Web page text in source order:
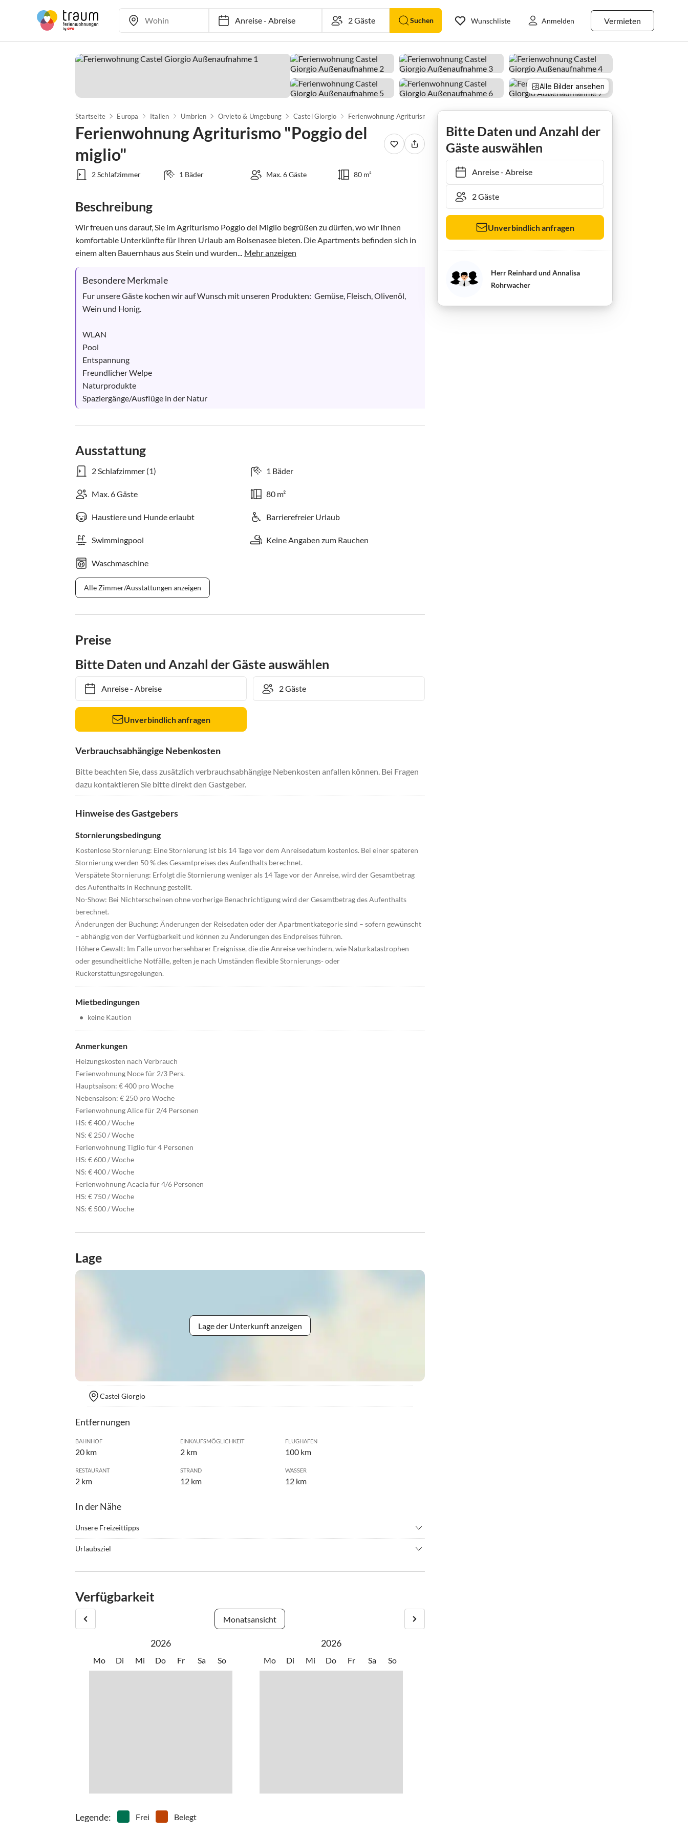
Anreise-Abreise Suchen Vermieten
Wunschliste Anmelden
Alle Bilder ansehen
Startseite Europa Italien Umbrien Orvieto & Umgebung Castel Giorgio
Ferienwohnung Agriturismo "Poggio del
miglio"
2 Schlafzimmer 1 Bäder Max. 6 Gäste 80 m²
Beschreibung
Wir freuen uns darauf, Sie im Agriturismo Poggio del Miglio begrüßen zu dürfen, wo wir Ihnen
komfortable Unterkünfte für Ihren Urlaub am Bolsenasee bieten. Die Apartments befinden sich in
einem alten Bauernhaus aus Stein und wurden... Mehr anzeigen
Besondere Merkmale
Fur unsere Gäste kochen wir auf Wunsch mit unseren Produkten:  Gemüse, Fleisch, Olivenöl,
Wein und Honig.
WLAN
Pool
Entspannung
Freundlicher Welpe
Naturprodukte
Spaziergänge/Ausflüge in der Natur
Ausstattung
2 Schlafzimmer (1) 1 Bäder
Max. 6 Gäste 80 m²
Haustiere und Hunde erlaubt Barrierefreier Urlaub
Swimmingpool Keine Angaben zum Rauchen
Waschmaschine
Alle Zimmer/Ausstattungen anzeigen
Preise
Bitte Daten und Anzahl der Gäste auswählen
Anreise- Abreise
Unverbindlich anfragen
Verbrauchsabhängige Nebenkosten
Bitte beachten Sie, dass zusätzlich verbrauchsabhängige Nebenkosten anfallen können. Bei Fragen
dazu kontaktieren Sie bitte direkt den Gastgeber.
Hinweise des Gastgebers
Stornierungsbedingung
Kostenlose Stornierung: Eine Stornierung ist bis 14 Tage vor dem Anreisedatum kostenlos. Bei einer späteren
Stornierung werden 50 % des Gesamtpreises des Aufenthalts berechnet.
Verspätete Stornierung: Erfolgt die Stornierung weniger als 14 Tage vor der Anreise, wird der Gesamtbetrag
des Aufenthalts in Rechnung gestellt.
No-Show: Bei Nichterscheinen ohne vorherige Benachrichtigung wird der Gesamtbetrag des Aufenthalts
berechnet.
Änderungen der Buchung: Änderungen der Reisedaten oder der Apartmentkategorie sind – sofern gewünscht
– abhängig von der Verfügbarkeit und können zu Änderungen des Endpreises führen.
Höhere Gewalt: Im Falle unvorhersehbarer Ereignisse, die die Anreise verhindern, wie Naturkatastrophen
oder gesundheitliche Notfälle, gelten je nach Umständen flexible Stornierungs- oder
Rückerstattungsregelungen.
Mietbedingungen
• keine Kaution
Anmerkungen
Heizungskosten nach Verbrauch
Ferienwohnung Noce für 2/3 Pers.
Hauptsaison: € 400 pro Woche
Nebensaison: € 250 pro Woche
Ferienwohnung Alice für 2/4 Personen
HS: € 400 / Woche
NS: € 250 / Woche
Ferienwohnung Tiglio für 4 Personen
HS: € 600 / Woche
NS: € 400 / Woche
Ferienwohnung Acacia für 4/6 Personen
HS: € 750 / Woche
NS: € 500 / Woche
Lage
Lage der Unterkunft anzeigen
Castel Giorgio
Entfernungen
BAHNHOF
20 km
EINKAUFSMÖGLICHKEIT
2 km
FLUGHAFEN
100 km
RESTAURANT
2 km
STRAND
12 km
WASSER
12 km
In der Nähe
Unsere Freizeittipps
Urlaubsziel
und dem Bolsenasee in absolut ruhiger, wunderschöner Umgebung.
In der Nähe sind: Das Tirren. Meer (60KM), Rom (100KM), Siena (100), Perugia (100), Thermalbaeder (30KM)
Verfügbarkeit
Monatsansicht
2026
Mo Di Mi Do Fr Sa So
2026
Mo Di Mi Do Fr Sa So
Legende: Frei Belegt
Bitte Daten und Anzahl der
Gäste auswählen
Anreise- Abreise
Unverbindlich anfragen
Herr Reinhard und Annalisa
Rohrwacher